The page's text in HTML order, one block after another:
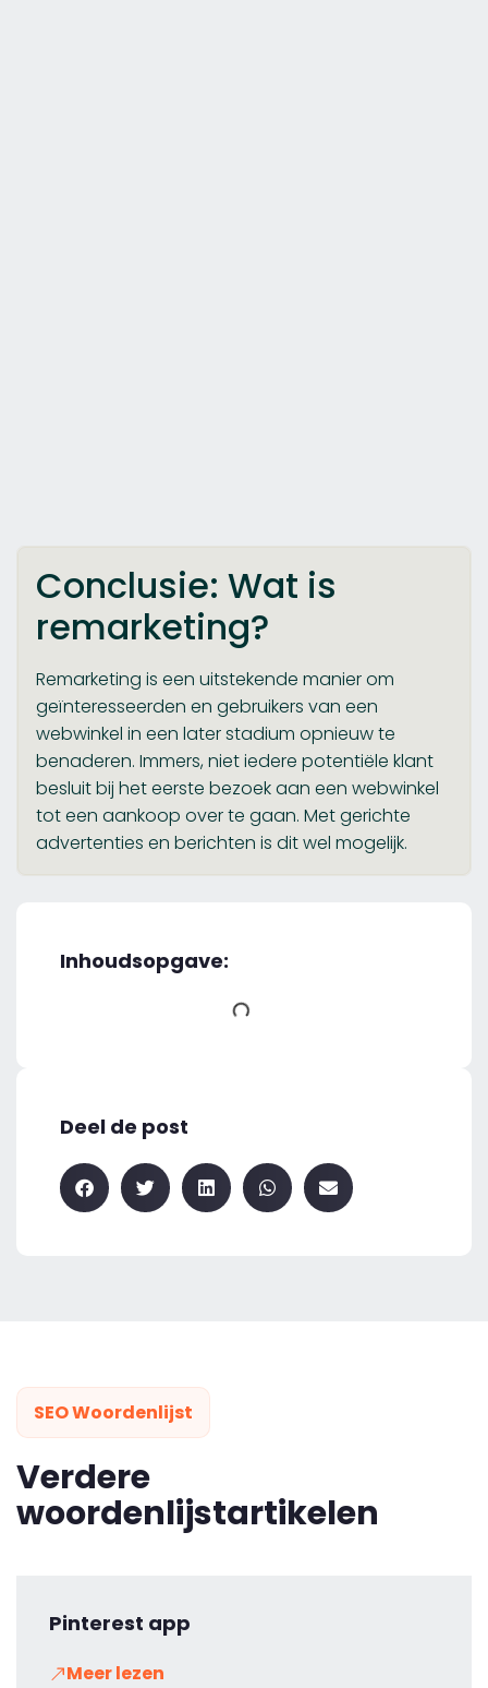
Conclusie: Wat is
remarketing?
Remarketing is een uitstekende manier om
geïnteresseerden en gebruikers van een
webwinkel in een later stadium opnieuw te
benaderen. Immers, niet iedere potentiële klant
besluit bij het eerste bezoek aan een webwinkel
tot een aankoop over te gaan. Met gerichte
advertenties en berichten is dit wel mogelijk.
Inhoudsopgave:
Deel de post
SEO Woordenlijst
Verdere
woordenlijstartikelen
Pinterest app
Meer lezen